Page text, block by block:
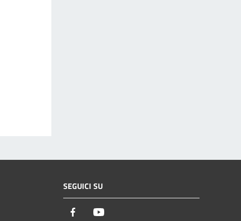
SEGUICI SU
Facebook